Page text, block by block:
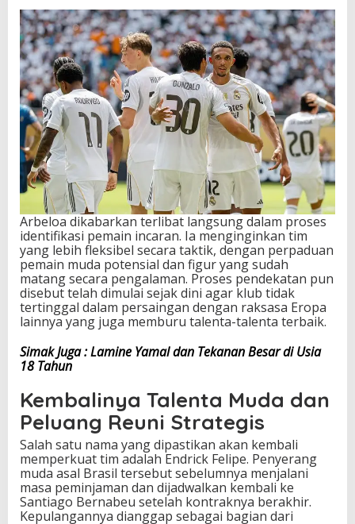
Arbeloa dikabarkan terlibat langsung dalam proses
identifikasi pemain incaran. Ia menginginkan tim
yang lebih fleksibel secara taktik, dengan perpaduan
pemain muda potensial dan figur yang sudah
matang secara pengalaman. Proses pendekatan pun
disebut telah dimulai sejak dini agar klub tidak
tertinggal dalam persaingan dengan raksasa Eropa
lainnya yang juga memburu talenta-talenta terbaik.
Simak Juga : Lamine Yamal dan Tekanan Besar di Usia
18 Tahun
Kembalinya Talenta Muda dan
Peluang Reuni Strategis
Salah satu nama yang dipastikan akan kembali
memperkuat tim adalah Endrick Felipe. Penyerang
muda asal Brasil tersebut sebelumnya menjalani
masa peminjaman dan dijadwalkan kembali ke
Santiago Bernabeu setelah kontraknya berakhir.
Kepulangannya dianggap sebagai bagian dari